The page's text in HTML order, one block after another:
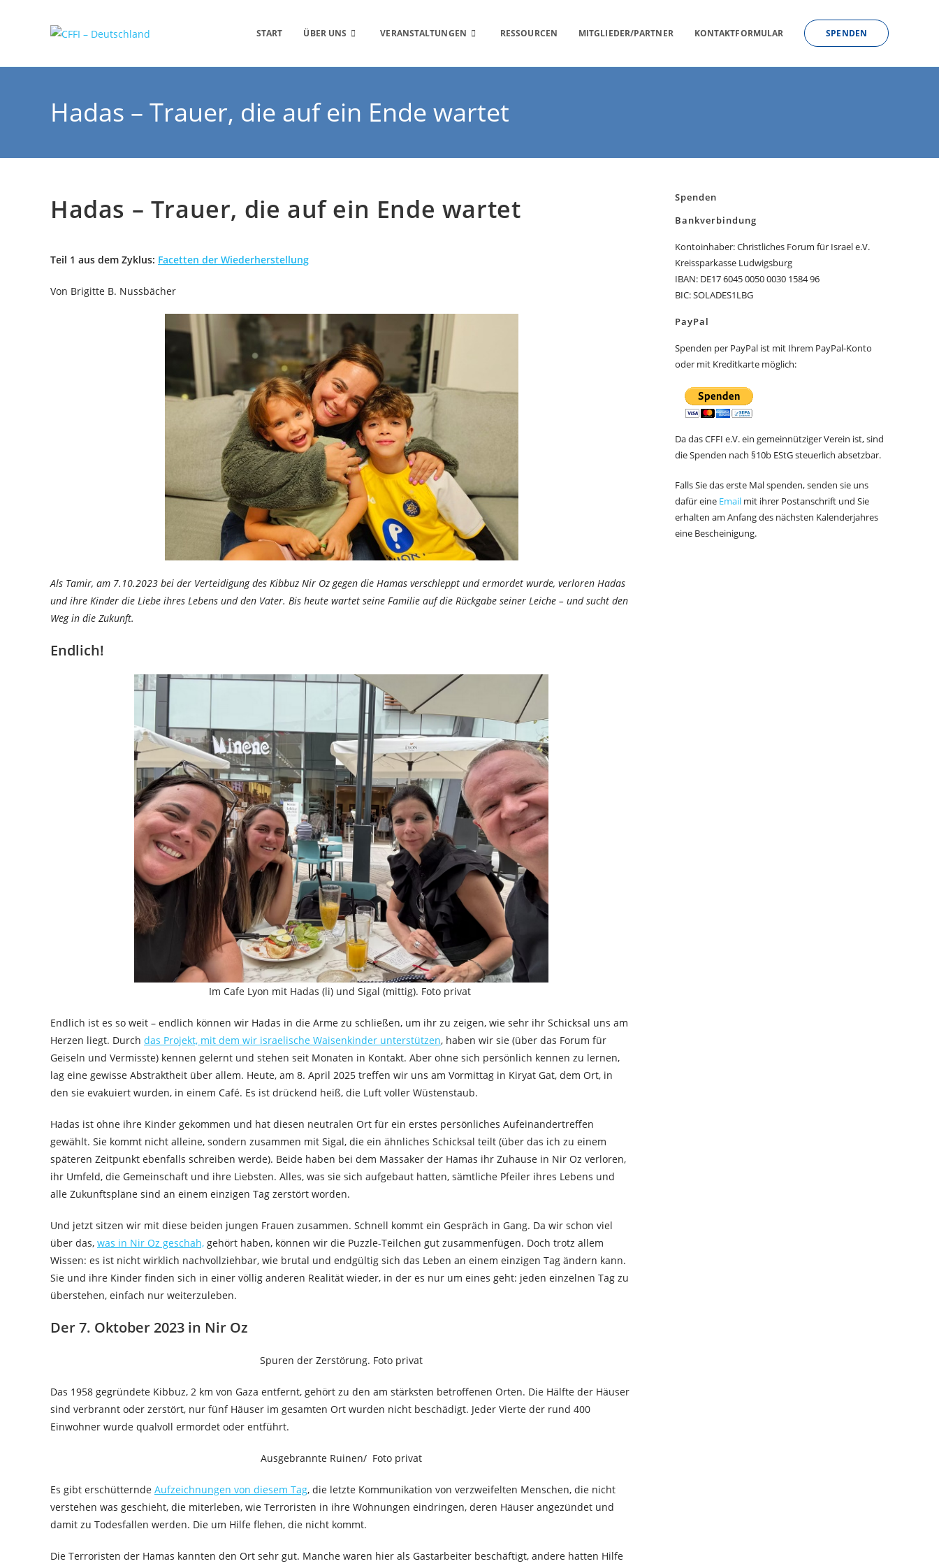
START ÜBER UNS VERANSTALTUNGEN RESSOURCEN MITGLIEDER/PARTNER KONTAKTFORMULAR SPENDEN
Hadas – Trauer, die auf ein Ende wartet
Hadas – Trauer, die auf ein Ende wartet
Teil 1 aus dem Zyklus: Facetten der Wiederherstellung
Von Brigitte B. Nussbächer
Als Tamir, am 7.10.2023 bei der Verteidigung des Kibbuz Nir Oz gegen die Hamas verschleppt und ermordet wurde, verloren Hadas
und ihre Kinder die Liebe ihres Lebens und den Vater. Bis heute wartet seine Familie auf die Rückgabe seiner Leiche – und sucht den
Weg in die Zukunft.
Endlich!
Im Cafe Lyon mit Hadas (li) und Sigal (mittig). Foto privat
Endlich ist es so weit – endlich können wir Hadas in die Arme zu schließen, um ihr zu zeigen, wie sehr ihr Schicksal uns am
Herzen liegt. Durch das Projekt, mit dem wir israelische Waisenkinder unterstützen, haben wir sie (über das Forum für
Geiseln und Vermisste) kennen gelernt und stehen seit Monaten in Kontakt. Aber ohne sich persönlich kennen zu lernen,
lag eine gewisse Abstraktheit über allem. Heute, am 8. April 2025 treffen wir uns am Vormittag in Kiryat Gat, dem Ort, in
den sie evakuiert wurden, in einem Café. Es ist drückend heiß, die Luft voller Wüstenstaub.
Hadas ist ohne ihre Kinder gekommen und hat diesen neutralen Ort für ein erstes persönliches Aufeinandertreffen
gewählt. Sie kommt nicht alleine, sondern zusammen mit Sigal, die ein ähnliches Schicksal teilt (über das ich zu einem
späteren Zeitpunkt ebenfalls schreiben werde). Beide haben bei dem Massaker der Hamas ihr Zuhause in Nir Oz verloren,
ihr Umfeld, die Gemeinschaft und ihre Liebsten. Alles, was sie sich aufgebaut hatten, sämtliche Pfeiler ihres Lebens und
alle Zukunftspläne sind an einem einzigen Tag zerstört worden.
Und jetzt sitzen wir mit diese beiden jungen Frauen zusammen. Schnell kommt ein Gespräch in Gang. Da wir schon viel
über das, was in Nir Oz geschah, gehört haben, können wir die Puzzle-Teilchen gut zusammenfügen. Doch trotz allem
Wissen: es ist nicht wirklich nachvollziehbar, wie brutal und endgültig sich das Leben an einem einzigen Tag ändern kann.
Sie und ihre Kinder finden sich in einer völlig anderen Realität wieder, in der es nur um eines geht: jeden einzelnen Tag zu
überstehen, einfach nur weiterzuleben.
Der 7. Oktober 2023 in Nir Oz
Spuren der Zerstörung. Foto privat
Das 1958 gegründete Kibbuz, 2 km von Gaza entfernt, gehört zu den am stärksten betroffenen Orten. Die Hälfte der Häuser
sind verbrannt oder zerstört, nur fünf Häuser im gesamten Ort wurden nicht beschädigt. Jeder Vierte der rund 400
Einwohner wurde qualvoll ermordet oder entführt.
Ausgebrannte Ruinen/ Foto privat
Es gibt erschütternde Aufzeichnungen von diesem Tag, die letzte Kommunikation von verzweifelten Menschen, die nicht
verstehen was geschieht, die miterleben, wie Terroristen in ihre Wohnungen eindringen, deren Häuser angezündet und
damit zu Todesfallen werden. Die um Hilfe flehen, die nicht kommt.
Die Terroristen der Hamas kannten den Ort sehr gut. Manche waren hier als Gastarbeiter beschäftigt, andere hatten Hilfe
Spenden
Bankverbindung
Kontoinhaber: Christliches Forum für Israel e.V.
Kreissparkasse Ludwigsburg
IBAN: DE17 6045 0050 0030 1584 96
BIC: SOLADES1LBG
PayPal
Spenden per PayPal ist mit Ihrem PayPal-Konto
oder mit Kreditkarte möglich:
Da das CFFI e.V. ein gemeinnütziger Verein ist, sind
die Spenden nach §10b EStG steuerlich absetzbar.
Falls Sie das erste Mal spenden, senden sie uns
dafür eine Email mit ihrer Postanschrift und Sie
erhalten am Anfang des nächsten Kalenderjahres
eine Bescheinigung.